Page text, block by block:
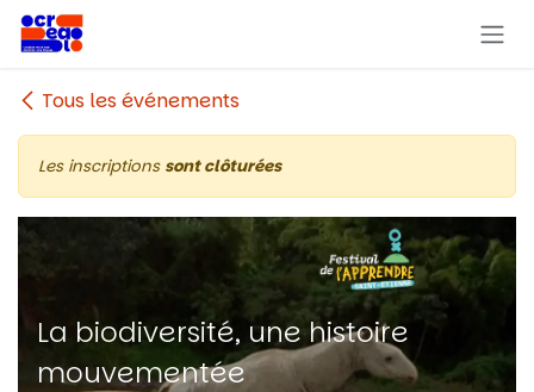
Se rendre au contenu
Tous les événements
Les inscriptions sont clôturées
La biodiversité, une histoire
mouvementée